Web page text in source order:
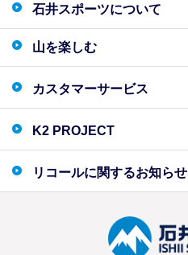
石井スポーツについて
山を楽しむ
カスタマーサービス
K2 PROJECT
リコールに関するお知らせ